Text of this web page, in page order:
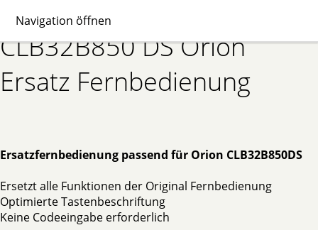
Navigation öffnen
CLB32B850 DS Orion
Ersatz Fernbedienung
Ersatzfernbedienung passend für Orion CLB32B850DS
Ersetzt alle Funktionen der Original Fernbedienung
Optimierte Tastenbeschriftung
Keine Codeeingabe erforderlich